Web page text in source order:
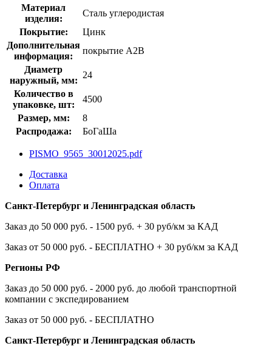
Материал
изделия:
Сталь углеродистая
Покрытие:
Цинк
Дополнительная
информация:
покрытие A2B
Диаметр
наружный, мм:
24
Количество в
упаковке, шт:
4500
Размер, мм:
8
Распродажа:
БоГаШа
PISMO_9565_30012025.pdf
Доставка
Оплата
Санкт-Петербург и Ленинградская область
Заказ до 50 000 руб. - 1500 руб. + 30 руб/км за КАД
Заказ от 50 000 руб. - БЕСПЛАТНО + 30 руб/км за КАД
Регионы РФ
Заказ до 50 000 руб. - 2000 руб. до любой транспортной
компании с экспедированием
Заказ от 50 000 руб. - БЕСПЛАТНО
Санкт-Петербург и Ленинградская область